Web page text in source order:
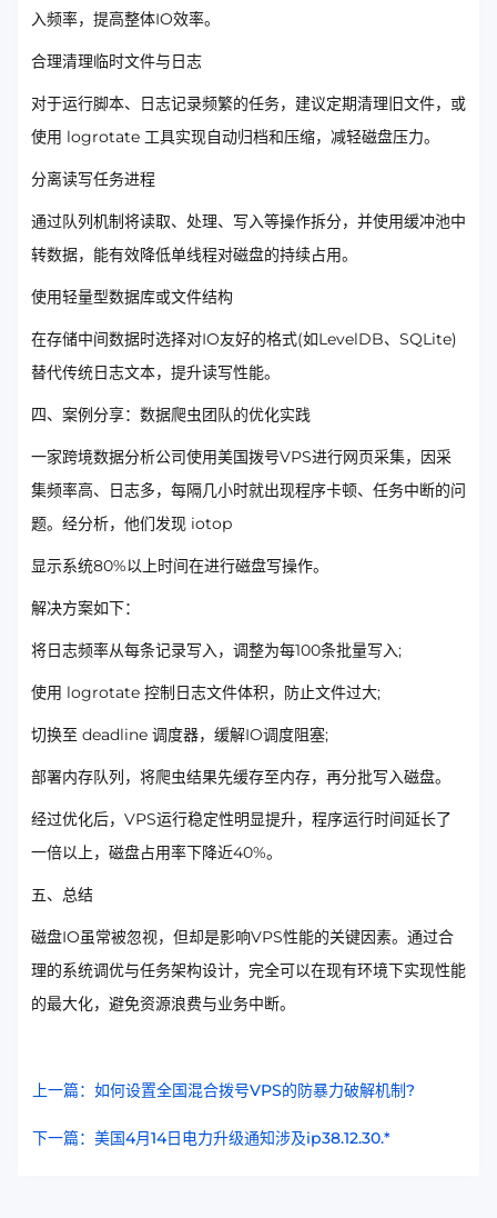
入频率，提高整体IO效率。
合理清理临时文件与日志
对于运行脚本、日志记录频繁的任务，建议定期清理旧文件，或
使用 logrotate 工具实现自动归档和压缩，减轻磁盘压力。
分离读写任务进程
通过队列机制将读取、处理、写入等操作拆分，并使用缓冲池中
转数据，能有效降低单线程对磁盘的持续占用。
使用轻量型数据库或文件结构
在存储中间数据时选择对IO友好的格式(如LevelDB、SQLite)
替代传统日志文本，提升读写性能。
四、案例分享：数据爬虫团队的优化实践
一家跨境数据分析公司使用美国拨号VPS进行网页采集，因采
集频率高、日志多，每隔几小时就出现程序卡顿、任务中断的问
题。经分析，他们发现 iotop
显示系统80%以上时间在进行磁盘写操作。
解决方案如下：
将日志频率从每条记录写入，调整为每100条批量写入;
使用 logrotate 控制日志文件体积，防止文件过大;
切换至 deadline 调度器，缓解IO调度阻塞;
部署内存队列，将爬虫结果先缓存至内存，再分批写入磁盘。
经过优化后，VPS运行稳定性明显提升，程序运行时间延长了
一倍以上，磁盘占用率下降近40%。
五、总结
磁盘IO虽常被忽视，但却是影响VPS性能的关键因素。通过合
理的系统调优与任务架构设计，完全可以在现有环境下实现性能
的最大化，避免资源浪费与业务中断。
上一篇：如何设置全国混合拨号VPS的防暴力破解机制?
下一篇：美国4月14日电力升级通知涉及ip38.12.30.*